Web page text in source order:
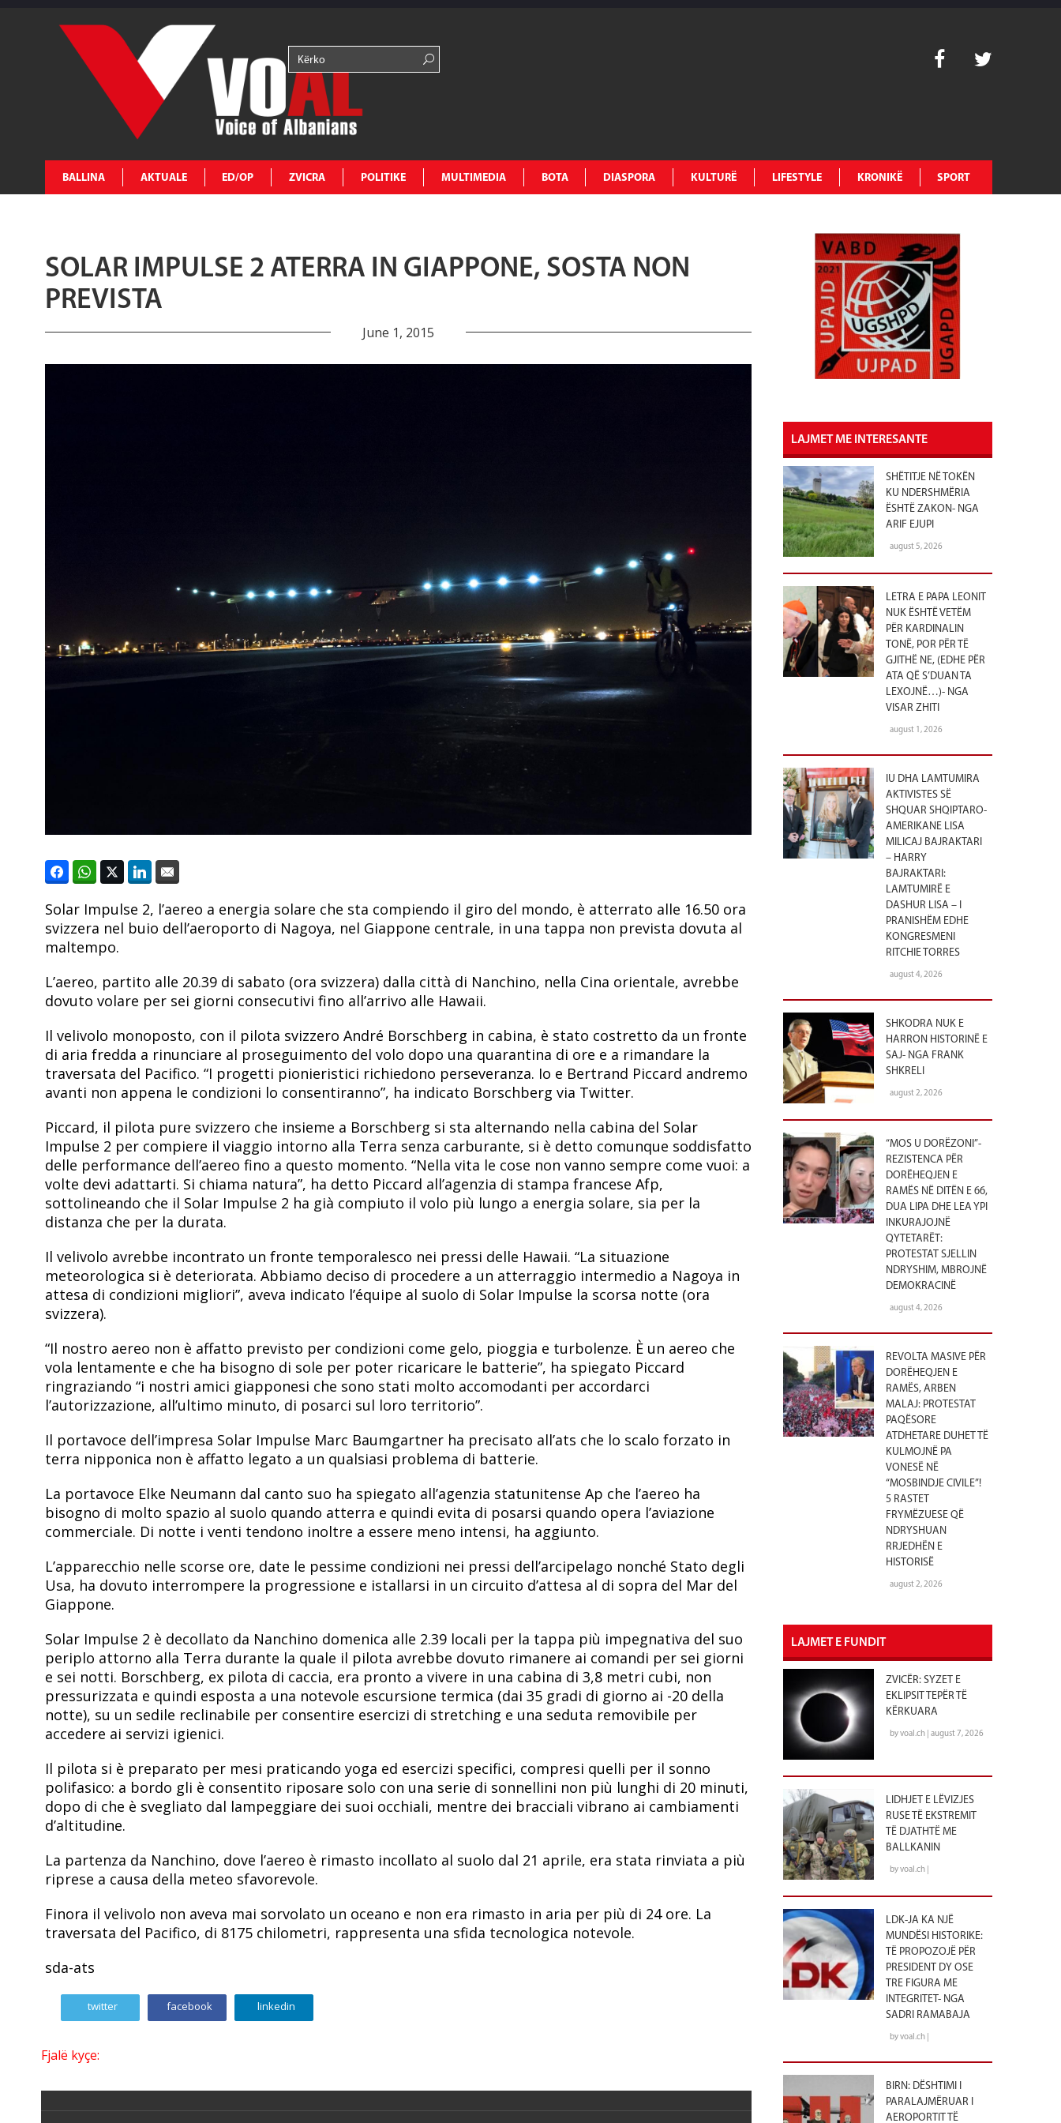
BALLINA AKTUALE ED/OP ZVICRA POLITIKE MULTIMEDIA BOTA DIASPORA KULTURË LIFESTYLE KRONIKË SPORT
SOLAR IMPULSE 2 ATERRA IN GIAPPONE, SOSTA NON
PREVISTA
June 1, 2015
Solar Impulse 2, l’aereo a energia solare che sta compiendo il giro del mondo, è atterrato alle 16.50 ora
svizzera nel buio dell’aeroporto di Nagoya, nel Giappone centrale, in una tappa non prevista dovuta al
maltempo.
L’aereo, partito alle 20.39 di sabato (ora svizzera) dalla città di Nanchino, nella Cina orientale, avrebbe
dovuto volare per sei giorni consecutivi fino all’arrivo alle Hawaii.
Il velivolo monoposto, con il pilota svizzero André Borschberg in cabina, è stato costretto da un fronte
di aria fredda a rinunciare al proseguimento del volo dopo una quarantina di ore e a rimandare la
traversata del Pacifico. “I progetti pionieristici richiedono perseveranza. Io e Bertrand Piccard andremo
avanti non appena le condizioni lo consentiranno”, ha indicato Borschberg via Twitter.
Piccard, il pilota pure svizzero che insieme a Borschberg si sta alternando nella cabina del Solar
Impulse 2 per compiere il viaggio intorno alla Terra senza carburante, si è detto comunque soddisfatto
delle performance dell’aereo fino a questo momento. “Nella vita le cose non vanno sempre come vuoi: a
volte devi adattarti. Si chiama natura”, ha detto Piccard all’agenzia di stampa francese Afp,
sottolineando che il Solar Impulse 2 ha già compiuto il volo più lungo a energia solare, sia per la
distanza che per la durata.
Il velivolo avrebbe incontrato un fronte temporalesco nei pressi delle Hawaii. “La situazione
meteorologica si è deteriorata. Abbiamo deciso di procedere a un atterraggio intermedio a Nagoya in
attesa di condizioni migliori”, aveva indicato l’équipe al suolo di Solar Impulse la scorsa notte (ora
svizzera).
“Il nostro aereo non è affatto previsto per condizioni come gelo, pioggia e turbolenze. È un aereo che
vola lentamente e che ha bisogno di sole per poter ricaricare le batterie”, ha spiegato Piccard
ringraziando “i nostri amici giapponesi che sono stati molto accomodanti per accordarci
l’autorizzazione, all’ultimo minuto, di posarci sul loro territorio”.
Il portavoce dell’impresa Solar Impulse Marc Baumgartner ha precisato all’ats che lo scalo forzato in
terra nipponica non è affatto legato a un qualsiasi problema di batterie.
La portavoce Elke Neumann dal canto suo ha spiegato all’agenzia statunitense Ap che l’aereo ha
bisogno di molto spazio al suolo quando atterra e quindi evita di posarsi quando opera l’aviazione
commerciale. Di notte i venti tendono inoltre a essere meno intensi, ha aggiunto.
L’apparecchio nelle scorse ore, date le pessime condizioni nei pressi dell’arcipelago nonché Stato degli
Usa, ha dovuto interrompere la progressione e istallarsi in un circuito d’attesa al di sopra del Mar del
Giappone.
Solar Impulse 2 è decollato da Nanchino domenica alle 2.39 locali per la tappa più impegnativa del suo
periplo attorno alla Terra durante la quale il pilota avrebbe dovuto rimanere ai comandi per sei giorni
e sei notti. Borschberg, ex pilota di caccia, era pronto a vivere in una cabina di 3,8 metri cubi, non
pressurizzata e quindi esposta a una notevole escursione termica (dai 35 gradi di giorno ai -20 della
notte), su un sedile reclinabile per consentire esercizi di stretching e una seduta removibile per
accedere ai servizi igienici.
Il pilota si è preparato per mesi praticando yoga ed esercizi specifici, compresi quelli per il sonno
polifasico: a bordo gli è consentito riposare solo con una serie di sonnellini non più lunghi di 20 minuti,
dopo di che è svegliato dal lampeggiare dei suoi occhiali, mentre dei bracciali vibrano ai cambiamenti
d’altitudine.
La partenza da Nanchino, dove l’aereo è rimasto incollato al suolo dal 21 aprile, era stata rinviata a più
riprese a causa della meteo sfavorevole.
Finora il velivolo non aveva mai sorvolato un oceano e non era rimasto in aria per più di 24 ore. La
traversata del Pacifico, di 8175 chilometri, rappresenta una sfida tecnologica notevole.
sda-ats
twitter facebook linkedin
Fjalë kyçe:
LAJMET ME INTERESANTE
SHËTITJE NË TOKËN
KU NDERSHMËRIA
ËSHTË ZAKON- NGA
ARIF EJUPI
august 5, 2026
LETRA E PAPA LEONIT
NUK ËSHTË VETËM
PËR KARDINALIN
TONË, POR PËR TË
GJITHË NE, (EDHE PËR
ATA QË S’DUAN TA
LEXOJNË…)- NGA
VISAR ZHITI
august 1, 2026
IU DHA LAMTUMIRA
AKTIVISTES SË
SHQUAR SHQIPTARO-
AMERIKANE LISA
MILICAJ BAJRAKTARI
– HARRY
BAJRAKTARI:
LAMTUMIRË E
DASHUR LISA – I
PRANISHËM EDHE
KONGRESMENI
RITCHIE TORRES
august 4, 2026
SHKODRA NUK E
HARRON HISTORINË E
SAJ- NGA FRANK
SHKRELI
august 2, 2026
“MOS U DORËZONI”-
REZISTENCA PËR
DORËHEQJEN E
RAMËS NË DITËN E 66,
DUA LIPA DHE LEA YPI
INKURAJOJNË
QYTETARËT:
PROTESTAT SJELLIN
NDRYSHIM, MBROJNË
DEMOKRACINË
august 4, 2026
REVOLTA MASIVE PËR
DORËHEQJEN E
RAMËS, ARBEN
MALAJ: PROTESTAT
PAQËSORE
ATDHETARE DUHET TË
KULMOJNË PA
VONESË NË
“MOSBINDJE CIVILE”!
5 RASTET
FRYMËZUESE QË
NDRYSHUAN
RRJEDHËN E
HISTORISË
august 2, 2026
LAJMET E FUNDIT
ZVICËR: SYZET E
EKLIPSIT TEPËR TË
KËRKUARA
by voal.ch | august 7, 2026
LIDHJET E LËVIZJES
RUSE TË EKSTREMIT
TË DJATHTË ME
BALLKANIN
by voal.ch |
LDK-JA KA NJË
MUNDËSI HISTORIKE:
TË PROPOZOJË PËR
PRESIDENT DY OSE
TRE FIGURA ME
INTEGRITET- NGA
SADRI RAMABAJA
by voal.ch |
BIRN: DËSHTIMI I
PARALAJMËRUAR I
AEROPORTIT TË